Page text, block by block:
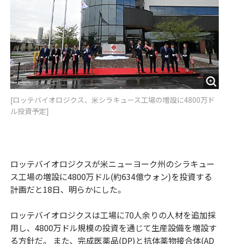
[ロッテバイオロジクス、米シラキュース工場の増設に4800万ド
ル投資予定]
ロッテバイオロジクスが米ニューヨーク州のシラキュー
ス工場の増設に4800万ドル(約634億ウォン)を投資する
計画だと18日、明らかにした。
ロッテバイオロジクスは工場に70人余りの人材を追加採
用し、4800万ドル規模の投資を通じて生産設備を増設す
る方針だ。 また、完成医薬品(DP)と抗体薬物接合体(AD